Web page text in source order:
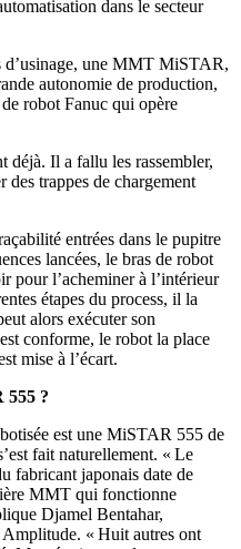
dans le secteur
d’usinage, une MMT MiSTAR,
autonomie de production,
robot Fanuc qui opère
déjà. Il a fallu les rassembler,
des trappes de chargement
entrées dans le pupitre
lancées, le bras de robot
pour l’acheminer à l’intérieur
étapes du process, il la
alors exécuter son
conforme, le robot la place
mise à l’écart.
555 ?
est une MiSTAR 555 de
fait naturellement. « Le
fabricant japonais date de
MMT qui fonctionne
Djamel Bentahar,
« Huit autres ont